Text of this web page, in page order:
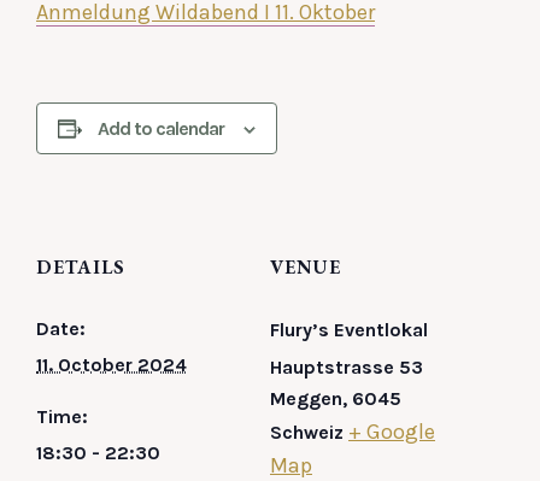
Anmeldung Wildabend I 11. Oktober
Add to calendar
DETAILS
Date:
11. October 2024
Time:
18:30 - 22:30
VENUE
Flury’s Eventlokal
Hauptstrasse 53
Meggen, 6045
Schweiz + Google
Map